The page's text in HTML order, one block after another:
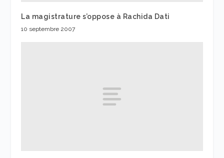
La magistrature s’oppose à Rachida Dati
10 septembre 2007